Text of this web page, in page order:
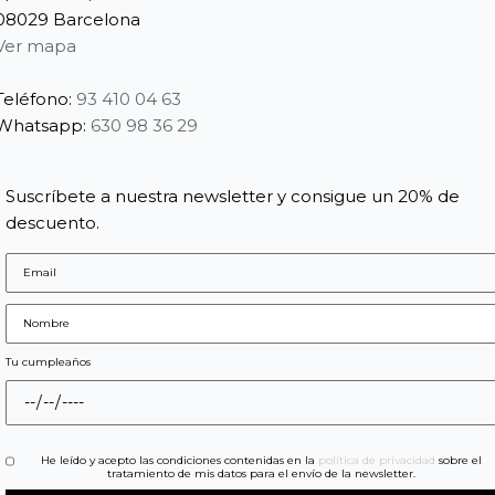
Barcelona
mapa
93 410 04 63
630 98 36 29
Suscríbete a nuestra newsletter y consigue un 20% de
descuento.
Tu cumpleaños
He leído y acepto las condiciones contenidas en la política de privacidad sobre el
tratamiento de mis datos para el envío de la newsletter.